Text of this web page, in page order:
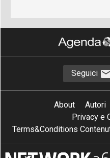
Seguici
About Autori
Privacy e
Terms&Conditions